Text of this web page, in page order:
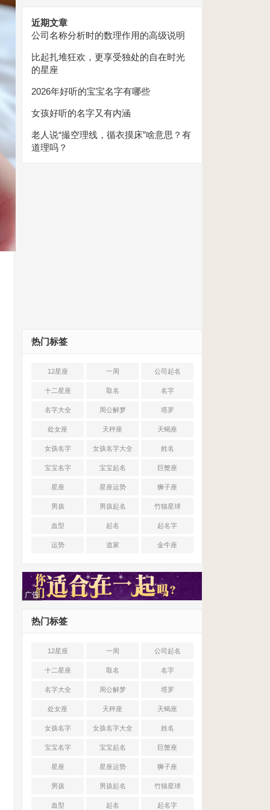
近期文章
公司名称分析时的数理作用的高级说明
比起扎堆狂欢，更享受独处的自在时光
的星座
2026年好听的宝宝名字有哪些
女孩好听的名字又有内涵
老人说“撮空理线，循衣摸床”啥意思？有
道理吗？
热门标签
12星座 一周 公司起名
十二星座 取名 名字
名字大全 周公解梦 塔罗
处女座 天秤座 天蝎座
女孩名字 女孩名字大全 姓名
宝宝名字 宝宝起名 巨蟹座
星座 星座运势 狮子座
男孩 男孩起名 竹猫星球
血型 起名 起名字
运势 道家 金牛座
广告
热门标签
12星座 一周 公司起名
十二星座 取名 名字
名字大全 周公解梦 塔罗
处女座 天秤座 天蝎座
女孩名字 女孩名字大全 姓名
宝宝名字 宝宝起名 巨蟹座
星座 星座运势 狮子座
男孩 男孩起名 竹猫星球
血型 起名 起名字